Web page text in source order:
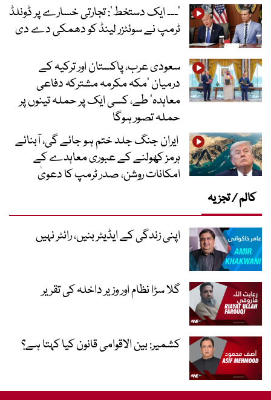
’۔۔۔ ایک دستخط‘: تجارتی خسارے پر ڈونلڈ
ٹرمپ نے سوئٹزر لینڈ کو دھمکی دے دی
سعودی عرب، پاکستان اور ترکیہ کے
درمیان ’مکہ مکرمہ مشترکہ دفاعی
معاہدہ‘ طے، کسی ایک پر حملہ تینوں پر
حملہ تصور ہوگا
ایران جنگ جلد ختم ہو جائے گی، آبنائے
ہرمز کھولنے کے عبوری معاہدے کے
امکانات روشن، صدر ٹرمپ کا دعویٰ
کالم / تجزیہ
اپنی زندگی کے ایڈیٹر بنیں، رائٹر نہیں
گلا سڑا نظام اور وزیر داخلہ کی تقریر
کشمیر: بین الاقوامی قانون کیا کہتا ہے؟